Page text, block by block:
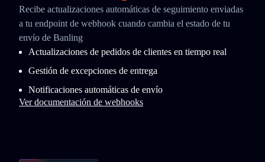
Recibe actualizaciones automáticas de seguimiento enviadas
a tu endpoint de webhook cuando cambia el estado de tu
envío de Banling
Actualizaciones de pedidos de clientes en tiempo real
Gestión de excepciones de entrega
Notificaciones automáticas de envío
Ver documentación de webhooks